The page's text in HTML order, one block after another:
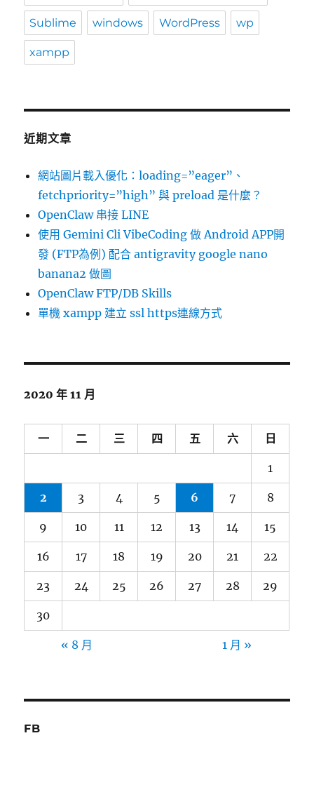
Sublime windows WordPress wp
xampp
近期文章
網站圖片載入優化：loading=”eager”、
fetchpriority=”high” 與 preload 是什麼？
OpenClaw 串接 LINE
使用 Gemini Cli VibeCoding 做 Android APP開
發 (FTP為例) 配合 antigravity google nano
banana2 做圖
OpenClaw FTP/DB Skills
單機 xampp 建立 ssl https連線方式
2020 年 11 月
一 二 三 四 五 六 日
1
2 3 4 5 6 7 8
9 10 11 12 13 14 15
16 17 18 19 20 21 22
23 24 25 26 27 28 29
30
« 8 月 1 月 »
FB